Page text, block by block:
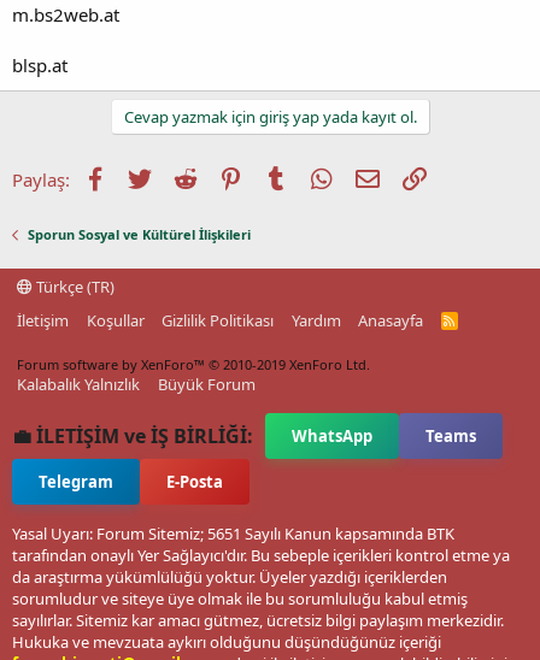
m.bs2web.at
blsp.at
Cevap yazmak için giriş yap yada kayıt ol.
Paylaş: Facebook
TwitterReddit PinterestTumblrWhatsApp
E-postaLink
Sporun Sosyal ve Kültürel İlişkileri
Türkçe (TR)
İletişim
Koşullar Gizlilik Politikası Yardım Anasayfa
R
Forum software by XenForo™ © 2010-2019 XenForo Ltd.
Kalabalık Yalnızlık Büyük Forum
💼 İLETİŞİM ve İŞ BİRLİĞİ: WhatsApp Teams
Telegram E-Posta
Yasal Uyarı: Forum Sitemiz; 5651 Sayılı Kanun kapsamında BTK
tarafından onaylı Yer Sağlayıcı'dır. Bu sebeple içerikleri kontrol etme ya
da araştırma yükümlülüğü yoktur. Üyeler yazdığı içeriklerden
sorumludur ve siteye üye olmak ile bu sorumluluğu kabul etmiş
sayılırlar. Sitemiz kar amacı gütmez, ücretsiz bilgi paylaşım merkezidir.
Hukuka ve mevzuata aykırı olduğunu düşündüğünüz içeriği